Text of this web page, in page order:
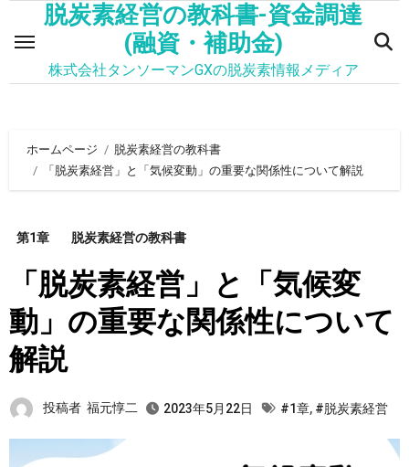
ス
脱炭素経営の教科書-資金調達
(融資・補助金)
株式会社タンソーマンGXの脱炭素情報メディア
ホームページ
脱炭素経営の教科書
「脱炭素経営」と「気候変動」の重要な関係性について解説
第1章 脱炭素経営の教科書
「脱炭素経営」と「気候変
動」の重要な関係性について
解説
投稿者 福元惇二 2023年5月22日 #1章, #脱炭素経営